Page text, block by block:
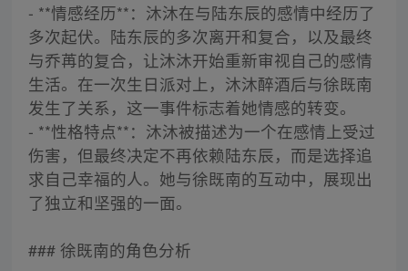
- **情感经历**：沐沐在与陆东辰的感情中经历了
多次起伏。陆东辰的多次离开和复合，以及最终
与乔苒的复合，让沐沐开始重新审视自己的感情
生活。在一次生日派对上，沐沐醉酒后与徐既南
发生了关系，这一事件标志着她情感的转变。
- **性格特点**：沐沐被描述为一个在感情上受过
伤害，但最终决定不再依赖陆东辰，而是选择追
求自己幸福的人。她与徐既南的互动中，展现出
了独立和坚强的一面。
### 徐既南的角色分析